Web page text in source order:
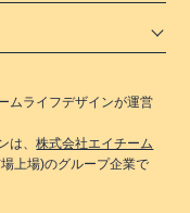
ムライフデザインが運営
は、株式会社エイチーム
上場)のグループ企業で